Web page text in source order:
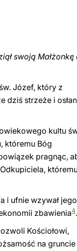
swoją Małżonkę
Józef, który z
dziś strzeże i
kultu
któremu Bóg
pragnąc,
i ufnie wzywał jego
zbawienia4.
Kościołowi,
na gruncie